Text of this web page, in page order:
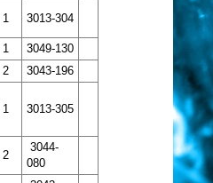
1 3013-304
1
3049-130
2 3043-196
1 3013-305
2
3044-
080